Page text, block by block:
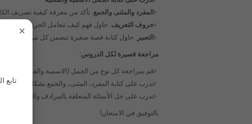
المفرد والمثنى والجمع: تأكد من معرفة كيفية تصريف
حروف التعريف: حاول فهم كيف تتعامل الحروف مع "أل"
التعبير : حاول كتابة قصة صغيرة تتضمن كل من
مراجعة قصيرة لكل الدروس:
قم بمراجعة كل نوع من الجمل (الاسمية والفعلية).
تدرب على كتابة المفرد، المثنى، والجمع بشكل صحيح.
تدرب على حل الأسئلة المتعلقة بالمرادف والمضاد.
بالتوفيق في الامتحان!
×
تابع